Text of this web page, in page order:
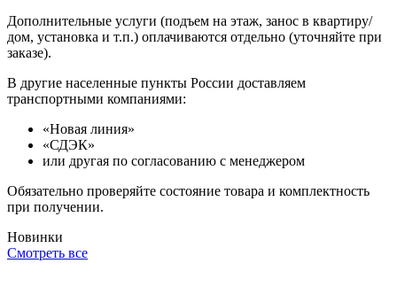
Дополнительные услуги (подъем на этаж, занос в квартиру/
дом, установка и т.п.) оплачиваются отдельно (уточняйте при
заказе).
В другие населенные пункты России доставляем
транспортными компаниями:
«Новая линия»
«СДЭК»
или другая по согласованию с менеджером
Обязательно проверяйте состояние товара и комплектность
при получении.
Новинки
Смотреть все